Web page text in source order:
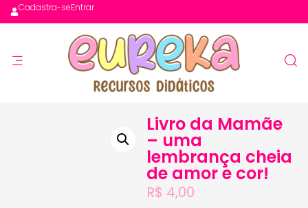
Cadastra-seEntrar
Livro da Mamãe
– uma
lembrança cheia
de amor e cor!
R$ 4,00